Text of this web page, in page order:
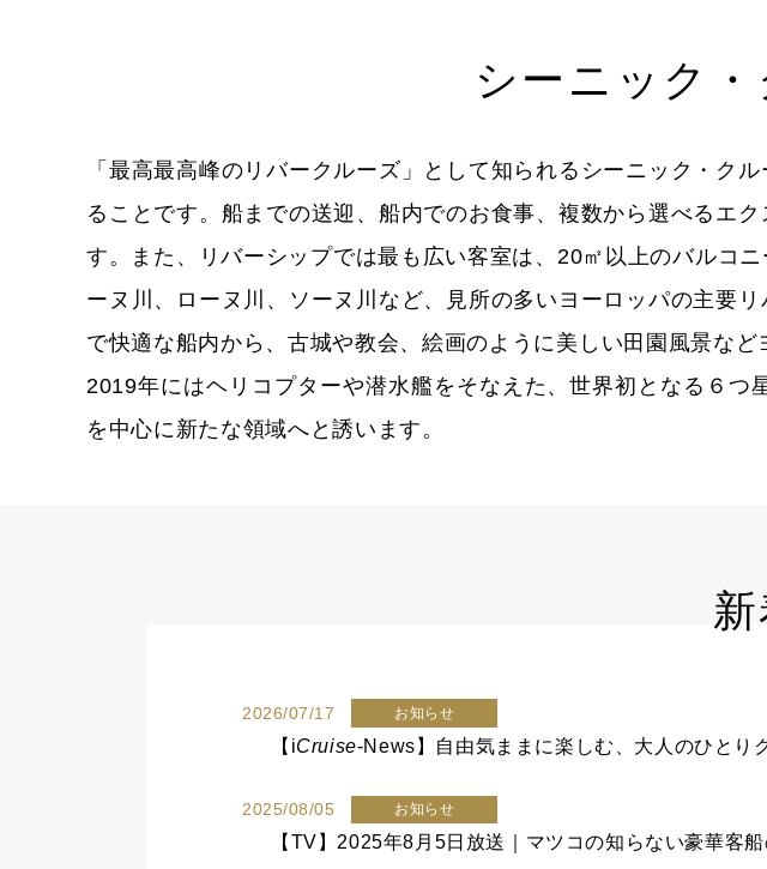
シーニック
「最高最高峰のリバークルーズ」として知られるシーニック・ク
ることです。船までの送迎、船内でのお食事、複数から選べるエ
す。また、リバーシップでは最も広い客室は、20㎡以上のバルコ
ーヌ川、ローヌ川、ソーヌ川など、見所の多いヨーロッパの主要
で快適な船内から、古城や教会、絵画のように美しい田園風景な
2019年にはヘリコプターや潜水艦をそなえた、世界初となる６
を中心に新たな領域へと誘います。
2026/07/17 お知らせ
【 iCruise-News】自由気ままに楽しむ、大人のひとり
2025/08/05 お知らせ